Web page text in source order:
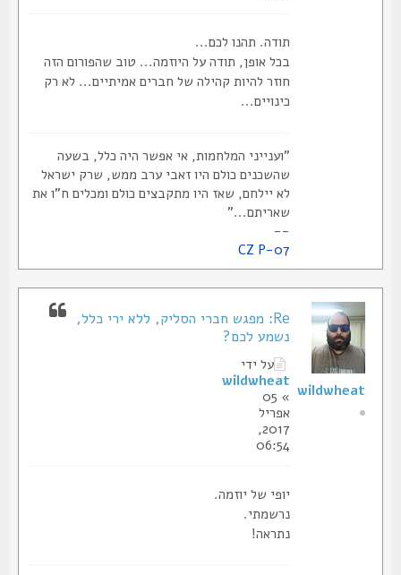
תודה. תהנו לכם...
בכל אופן, תודה על היוזמה... טוב שהפורום הזה
חוזר להיות קהילה של חברים אמיתיים... לא רק
כינויים...
"וענייני המלחמות, אי אפשר היה כלל, בשעה
שהשכנים כולם היו זאבי ערב ממש, שרק ישראל
לא יילחם, שאז היו מתקבצים כולם ומכלים ח"ו את
שאריתם..."
CZ P-07
Re: מפגש חברי הסליק, ללא ירי כלל,
נשמע לכם?
על ידי
wildwheat
» 05
אפריל
2017,
06:54
יופי של יוזמה.
נרשמתי.
נתראה!
wildwheat